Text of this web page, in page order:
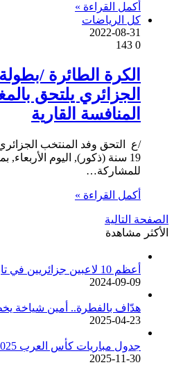
أكمل القراءة »
كل الرياضات
2022-08-31
0
الكرة الطائرة /
الجزائري يلتحق
المنافسة القارية
/ع التحق وفد المنتخب
19 سنة (ذكور), اليوم الأربعاء,
للمشاركة…
أكمل القراءة »
الصفحة التالية
الأكثر مشاهدة
أعظم 10 لاعبين جزائريين في تاريخ كرة القدم
2024-09-09
هدّاف بالفطرة.. أمين شياخة
2025-04-23
جدول مباريات كأس العرب 2025 والقنوات الناقلة المفتوحة
2025-11-30